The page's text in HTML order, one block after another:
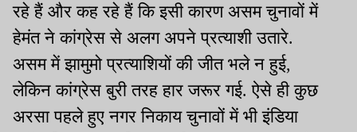
रहे हैं और कह रहे हैं कि इसी कारण असम चुनावों में
हेमंत ने कांग्रेस से अलग अपने प्रत्याशी उतारे.
असम में झामुमो प्रत्याशियों की जीत भले न हुई,
लेकिन कांग्रेस बुरी तरह हार जरूर गई. ऐसे ही कुछ
अरसा पहले हुए नगर निकाय चुनावों में भी इंडिया